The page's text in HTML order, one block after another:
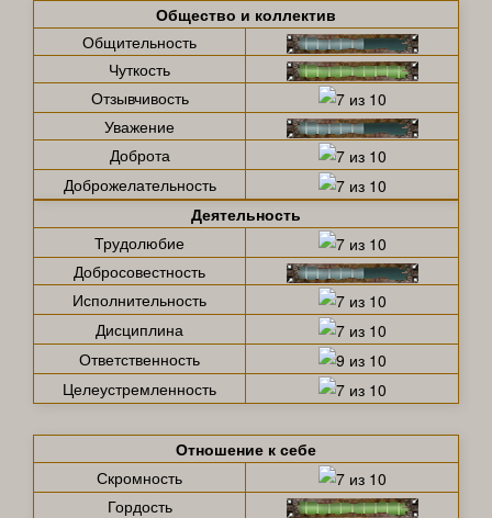
Общество и коллектив
Общительность
Чуткость
Отзывчивость
Уважение
Доброта
Доброжелательность
Деятельность
Трудолюбие
Добросовестность
Исполнительность
Дисциплина
Ответственность
Целеустремленность
Отношение к себе
Скромность
Гордость